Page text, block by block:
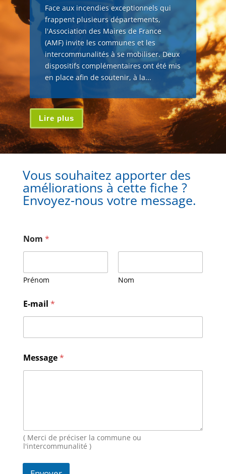
Face aux incendies exceptionnels qui
frappent plusieurs départements,
l'Association des Maires de France
(AMF) invite les communes et les
intercommunalités à se mobiliser. Deux
dispositifs complémentaires ont été mis
en place afin de soutenir, à la...
Lire plus
Vous souhaitez apporter des
améliorations à cette fiche ?
Envoyez-nous votre message.
Nom *
Prénom Nom
E-mail *
o
m
M
e
s
Message*
( Merci de préciser la commune ou
l'intercommunalité )